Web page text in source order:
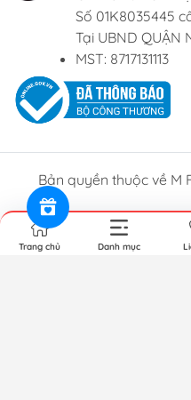
Số 01K8035445
Tại UBND QUẬN
MST: 8717131113
Bản quyền thuộc về M
Trang chủ Danh mục